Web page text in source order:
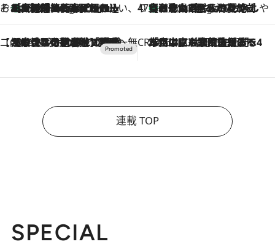
そおだよおこの関西おいしい、おやつ紀行
3 Hours Ago
［大阪府箕面市］一皿一皿目の前で仕上げられる、料理を巧みに組み込んだアシェットデセールコース「ミチル アシェット デセール（Michiru assiette dessert）」 47都道府県の手みやげ ひんやりスイーツで夏を満喫
3 Hours Ago
【和歌山県】この夏絶対食べたい 冷やしておいしいおやつ3選 みかんがごろっと丸ごと入ったジュレ
【CREA×星野リゾート】唯一無二。癒しと発見が待つ場所へ
2026.8.7
【トンボの足水浴】ヒノキの香りに包まれて涼感マックス！約13℃の湧水かけ流しを避暑地「星野温泉 トンボの湯」で体験 CREA'S CHOICE
2026.8.7
「立川にも歌舞伎があるんだよ」 片岡仁左衛門・市川中車ら豪華座組みで4年目の立川立飛歌舞伎へ
連載 TOP
SPECIAL